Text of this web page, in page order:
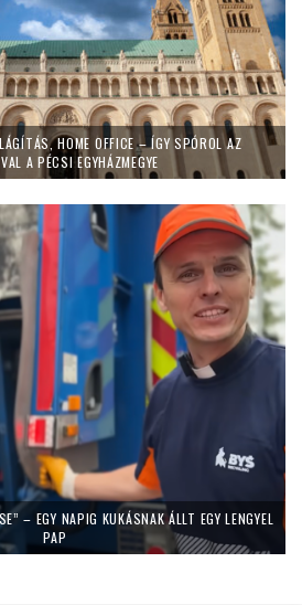
HOME OFFICE – ÍGY SPÓROL AZ
A PÉCSI EGYHÁZMEGYE
– EGY NAPIG KUKÁSNAK ÁLLT EGY LENGYEL
PAP